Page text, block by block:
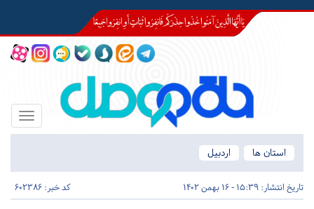
Toggle
استان ها
اردبیل
تاریخ انتشار: 15:39 - 16 بهمن 1402 کد خبر: 602386